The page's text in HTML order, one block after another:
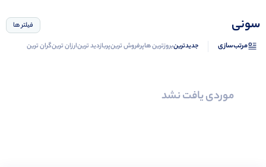
سونی فیلتر ها
مرتب‌سازی جدیدترینبروزترین هاپرفروش ترینپربازدید ترینارزان ترینگران ترین
موردی یافت نشد